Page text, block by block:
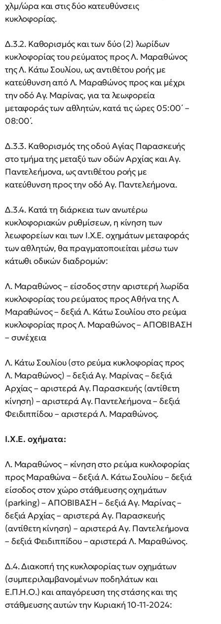
χλμ/ώρα και στις δύο κατευθύνσεις
κυκλοφορίας.
Δ.3.2. Καθορισμός και των δύο (2) λωρίδων
κυκλοφορίας του ρεύματος προς Λ. Μαραθώνος
της Λ. Κάτω Σουλίου, ως αντιθέτου ροής με
κατεύθυνση από Λ. Μαραθώνος προς και μέχρι
την οδό Αγ. Μαρίνας, για τα λεωφορεία
μεταφοράς των αθλητών, κατά τις ώρες 05:00΄ –
08:00΄.
Δ.3.3. Καθορισμός της οδού Αγίας Παρασκευής
στο τμήμα της μεταξύ των οδών Αρχίας και Αγ.
Παντελεήμονα, ως αντιθέτου ροής με
κατεύθυνση προς την οδό Αγ. Παντελεήμονα.
Δ.3.4. Κατά τη διάρκεια των ανωτέρω
κυκλοφοριακών ρυθμίσεων, η κίνηση των
λεωφορείων και των Ι.Χ.Ε. οχημάτων μεταφοράς
των αθλητών, θα πραγματοποιείται μέσω των
κάτωθι οδικών διαδρομών:
Λ. Μαραθώνος – είσοδος στην αριστερή λωρίδα
κυκλοφορίας του ρεύματος προς Αθήνα της Λ.
Μαραθώνος – δεξιά Λ. Κάτω Σουλίου στο ρεύμα
κυκλοφορίας προς Λ. Μαραθώνος – ΑΠΟΒΙΒΑΣΗ
– συνέχεια
Λ. Κάτω Σουλίου (στο ρεύμα κυκλοφορίας προς
Λ. Μαραθώνος) – δεξιά Αγ. Μαρίνας – δεξιά
Αρχίας – αριστερά Αγ. Παρασκευής (αντίθετη
κίνηση) – αριστερά Αγ. Παντελεήμονα – δεξιά
Φειδιππίδου – αριστερά Λ. Μαραθώνος.
Ι.Χ.Ε. οχήματα:
Λ. Μαραθώνος – κίνηση στο ρεύμα κυκλοφορίας
προς Μαραθώνα – δεξιά Λ. Κάτω Σουλίου – δεξιά
είσοδος στον χώρο στάθμευσης οχημάτων
(parking) – ΑΠΟΒΙΒΑΣΗ – δεξιά Αγ. Μαρίνας –
δεξιά Αρχίας – αριστερά Αγ. Παρασκευής
(αντίθετη κίνηση) – αριστερά Αγ. Παντελεήμονα
– δεξιά Φειδιππίδου – αριστερά Λ. Μαραθώνος.
Δ.4. Διακοπή της κυκλοφορίας των οχημάτων
(συμπεριλαμβανομένων ποδηλάτων και
Ε.Π.Η.Ο.) και απαγόρευση της στάσης και της
στάθμευσης αυτών την Κυριακή 10-11-2024: